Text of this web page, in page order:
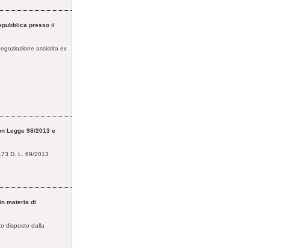
presso il
assistita ex
Legge 98/2013 e
D. L. 69/2013
materia di
disposto dalla